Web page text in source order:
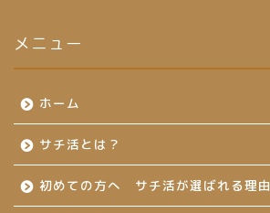
メニュー
ホーム
サチ活とは？
初めての方へ サチ活が選ばれる理由